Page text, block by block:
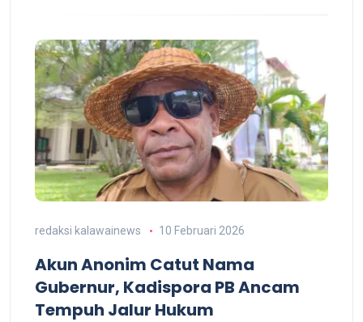
redaksi kalawainews 10 Februari 2026
Akun Anonim Catut Nama
Gubernur, Kadispora PB Ancam
Tempuh Jalur Hukum